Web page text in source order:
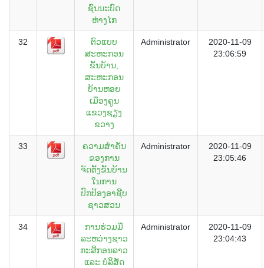
ຊົນນະບົດ
ຫ່າງໄກ
32
ຕົວແບບ
ສະຫະກອນ
ຂັ້ນບ້ານ,
ສະຫະກອນ
ບ້ານຫອຍ
ເມືອງຄູນ
ແຂວງຊຽງ
ຂວາງ
Administrator
2020-11-09
23:06:59
33
ຄວາມສຳຄັນ
ຂອງການ
ຈັດຕັ້ງຂັ້ນບ້ານ
ໃນການ
ປົກປ້ອງອາຊີບ
ຊາວສວນ
Administrator
2020-11-09
23:05:46
34
ການຮ່ວມມື
ລະຫວ່າງຊາວ
ກະສິກອນລາວ
ແລະ ບໍລິສັດ
Administrator
2020-11-09
23:04:43